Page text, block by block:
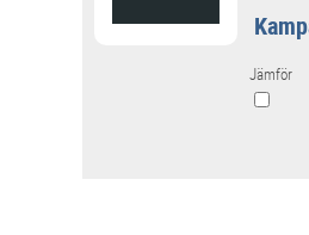
Jämför